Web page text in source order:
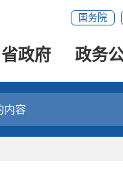
国务院
省政府 政务